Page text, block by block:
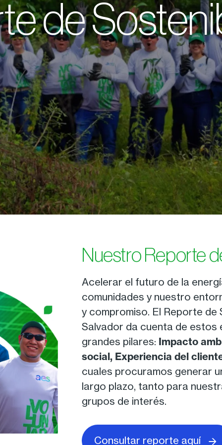
de
Nuestro Reporte
Acelerar el futuro de la
comunidades y nuestro
y compromiso. El Reporte de
Salvador da cuenta de
grandes pilares: Impacto
social, Experiencia del
cuales procuramos generar
largo plazo, tanto para
grupos de interés.
Consultar reporte aquí